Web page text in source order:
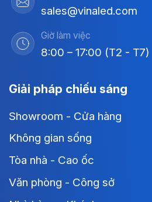
sales@vinaled.com
Giờ làm việc
8:00 – 17:00 (T2 - T7)
Giải pháp chiếu sáng
Showroom - Cửa hàng
Không gian sống
Tòa nhà - Cao ốc
Văn phòng - Công sở